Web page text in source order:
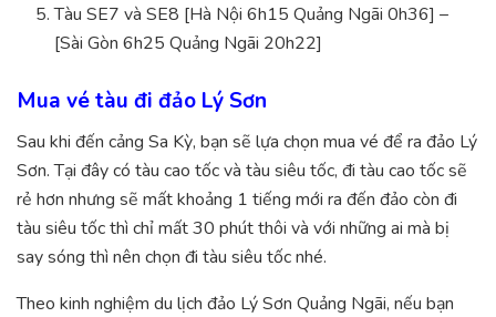
Tàu SE7 và SE8 [Hà Nội 6h15 Quảng Ngãi 0h36] –
[Sài Gòn 6h25 Quảng Ngãi 20h22]
Mua vé tàu đi đảo Lý Sơn
Sau khi đến cảng Sa Kỳ, bạn sẽ lựa chọn mua vé để ra đảo Lý
Sơn. Tại đây có tàu cao tốc và tàu siêu tốc, đi tàu cao tốc sẽ
rẻ hơn nhưng sẽ mất khoảng 1 tiếng mới ra đến đảo còn đi
tàu siêu tốc thì chỉ mất 30 phút thôi và với những ai mà bị
say sóng thì nên chọn đi tàu siêu tốc nhé.
Theo kinh nghiệm du lịch đảo Lý Sơn Quảng Ngãi, nếu bạn